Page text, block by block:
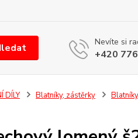
Nevíte si
+420
DÍLY Blatníky, zástěrky